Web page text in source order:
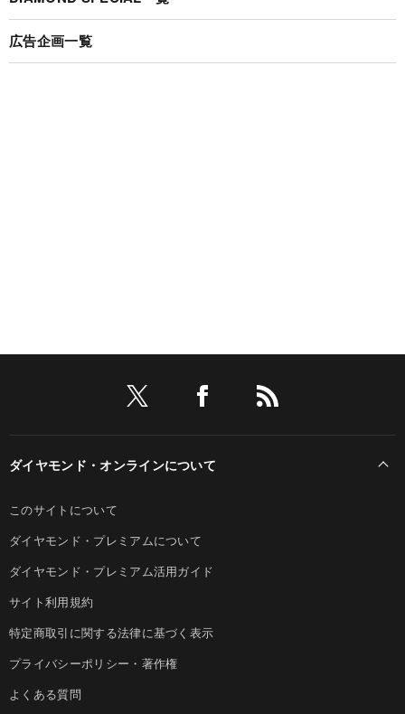
広告企画一覧
ダイヤモンド・オンラインについて
このサイトについて
ダイヤモンド・プレミアムについて
ダイヤモンド・プレミアム活用ガイド
サイト利用規約
特定商取引に関する法律に基づく表示
プライバシーポリシー・著作権
よくある質問